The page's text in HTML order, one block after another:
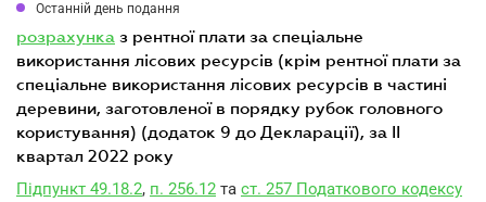
Останній день подання
розрахунка з рентної плати за спеціальне
використання лісових ресурсів (крім рентної плати за
спеціальне використання лісових ресурсів в частині
деревини, заготовленої в порядку рубок головного
користування) (додаток 9 до Декларації), за II
квартал 2022 року
Підпункт 49.18.2, п. 256.12 та ст. 257 Податкового кодексу